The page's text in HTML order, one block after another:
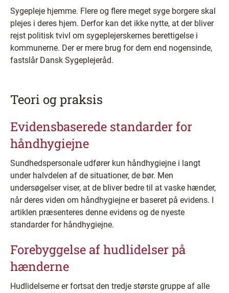
Sygepleje hjemme. Flere og flere meget syge borgere skal
plejes i deres hjem. Derfor kan det ikke nytte, at der bliver
rejst politisk tvivl om sygeplejerskernes berettigelse i
kommunerne. Der er mere brug for dem end nogensinde,
fastslår Dansk Sygeplejeråd.
Teori og praksis
Evidensbaserede standarder for
håndhygiejne
Sundhedspersonale udfører kun håndhygiejne i langt
under halvdelen af de situationer, de bør. Men
undersøgelser viser, at de bliver bedre til at vaske hænder,
når deres viden om håndhygiejne er baseret på evidens. I
artiklen præsenteres denne evidens og de nyeste
standarder for håndhygiejne.
Forebyggelse af hudlidelser på
hænderne
Hudlidelserne er fortsat den tredje største gruppe af alle